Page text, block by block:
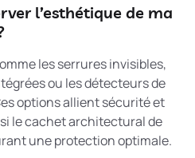
l’esthétique de ma
les serrures invisibles,
ou les détecteurs de
options allient sécurité et
le cachet architectural de
une protection optimale.